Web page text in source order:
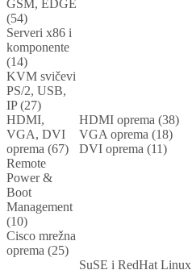
GSM, EDGE
(54)
Serveri x86 i
komponente
(14)
KVM svičevi
PS/2, USB,
IP (27)
HDMI,
VGA, DVI
oprema (67)
HDMI oprema (38)
VGA oprema (18)
DVI oprema (11)
Remote
Power &
Boot
Management
(10)
Cisco mrežna
oprema (25)
SuSE i RedHat Linux